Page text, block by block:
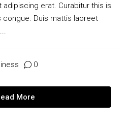
erat. Curabitur this is
congue. Duis mattis laoreet
0
More